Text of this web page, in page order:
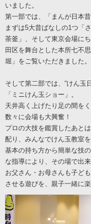
いました。
第一部では、「まんが日本
まずは5大昔ばなしの1つ「
茶釜」、そして東京会場に
田区を舞台とした本所七不
堀」をご覧いただきました
そして第二部では、“けん玉
「ミニけん玉ショー」。
天井高く上げたり足の間を
数々に会場も大興奮！
プロの大技を鑑賞したあと
配り、みんなでけん玉教室を
基本の持ち方から簡単な技
な指導により、その場で出
お父さん・お母さんも子ど
させる遊びを、親子一緒に